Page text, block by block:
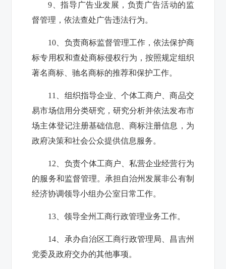
9 、指导广告业发展，负责广告活动的监
督管理，依法查处广告违法行为。
10 、负责商标监督管理工作，依法保护商
标专用权和查处商标侵权行为，按照规定组织
著名商标、驰名商标的推荐和保护工作。
11
、组织指导企业、个体工商户、商品交
易市场信用分类研究，研究分析并依法发布市
场主体登记注册基础信息、商标注册信息，为
政府决策和社会公众提供信息服务。
12 、负责个体工商户、私营企业经营行为
的服务和监督管理。承担自治州发展非公有制
经济协调领导小组办公室日常工作。
13 、领导全州工商行政管理业务工作。
14 、承办自治区工商行政管理局、昌吉州
党委及政府交办的其他事项。